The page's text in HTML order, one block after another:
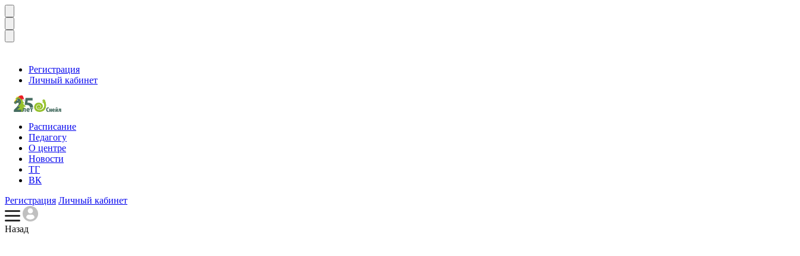
Регистрация
Личный кабинет
Расписание
Педагогу
О центре
Новости
ТГ
ВК
Регистрация Личный кабинет
Назад